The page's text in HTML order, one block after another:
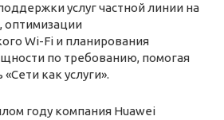
услуг частной линии на
оптимизации
Wi-Fi и планирования
по требованию, помогая
как услуги».
году компания Huawei